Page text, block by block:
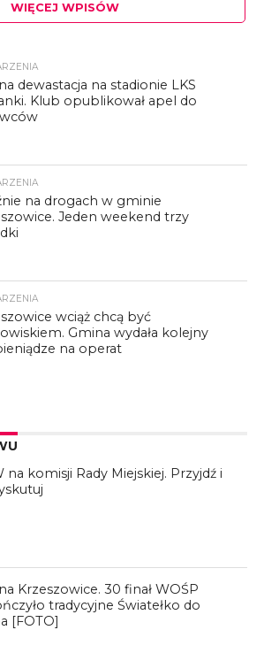
WIĘCEJ WPISÓW
dewastacja na stadionie LKS
Klub opublikował apel do
na drogach w gminie
Jeden weekend trzy
wciąż chcą być
Gmina wydała kolejny
na operat
na komisji Rady Miejskiej. Przyjdź i
Krzeszowice. 30 finał WOŚP
tradycyjne Światełko do
[FOTO]